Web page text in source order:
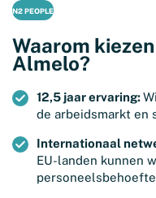
N2 PEOPLE
Waarom
Almelo?
12,5 jaar ervaring:
de arbeidsmarkt en
Internationaal
EU-landen kunnen